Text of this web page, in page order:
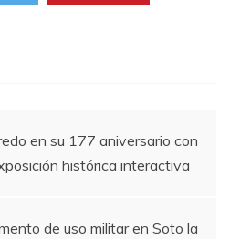
en su 177 aniversario con
histórica interactiva
de uso militar en Soto la